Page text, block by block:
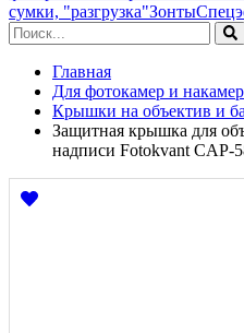
сумки, "разгрузка"Зонты
Главная
Для фотокамер и
Крышки на объектив и
Защитная крышка для
надписи Fotokvant CAP-